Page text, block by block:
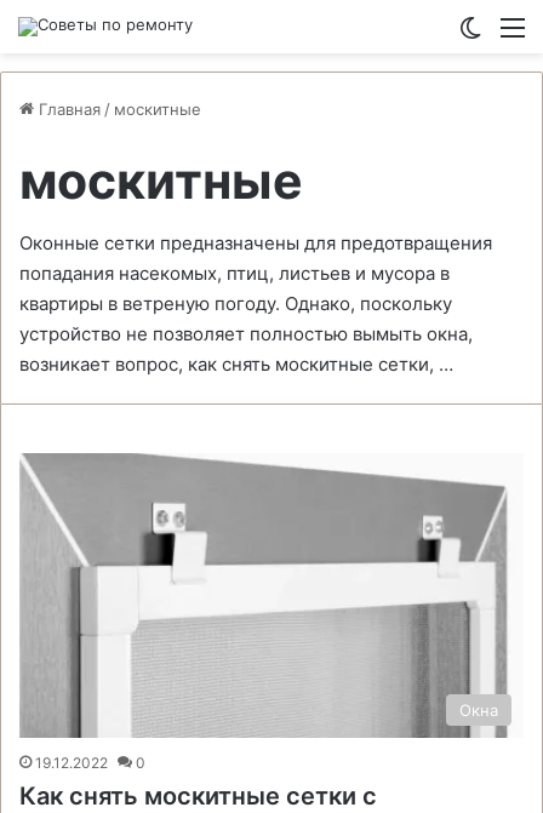
Главная / москитные
москитные
Оконные сетки предназначены для предотвращения
попадания насекомых, птиц, листьев и мусора в
квартиры в ветреную погоду. Однако, поскольку
устройство не позволяет полностью вымыть окна,
возникает вопрос, как снять москитные сетки, …
Окна
19.12.2022 0
Как снять москитные сетки с